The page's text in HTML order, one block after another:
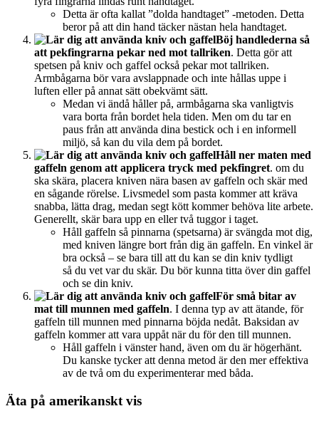
Detta är ofta kallat ”dolda handtaget” -metoden. Detta
beror på att din hand täcker nästan hela handtaget.
Böj handlederna så
att pekfingrarna pekar ned mot tallriken. Detta gör att
spetsen på kniv och gaffel också pekar mot tallriken.
Armbågarna bör vara avslappnade och inte hållas uppe i
luften eller på annat sätt obekvämt sätt.
Medan vi ändå håller på, armbågarna ska vanligtvis
vara borta från bordet hela tiden. Men om du tar en
paus från att använda dina bestick och i en informell
miljö, så kan du vila dem på bordet.
Håll ner maten med
gaffeln genom att applicera tryck med pekfingret. om du
ska skära, placera kniven nära basen av gaffeln och skär med
en sågande rörelse. Livsmedel som pasta kommer att kräva
snabba, lätta drag, medan segt kött kommer behöva lite arbete.
Generellt, skär bara upp en eller två tuggor i taget.
Håll gaffeln så pinnarna (spetsarna) är svängda mot dig,
med kniven längre bort från dig än gaffeln. En vinkel är
bra också – se bara till att du kan se din kniv tydligt
så du vet var du skär. Du bör kunna titta över din gaffel
och se din kniv.
För små bitar av
mat till munnen med gaffeln. I denna typ av att ätande, för
gaffeln till munnen med pinnarna böjda nedåt. Baksidan av
gaffeln kommer att vara uppåt när du för den till munnen.
Håll gaffeln i vänster hand, även om du är högerhänt.
Du kanske tycker att denna metod är den mer effektiva
av de två om du experimenterar med båda.
Äta på amerikanskt vis